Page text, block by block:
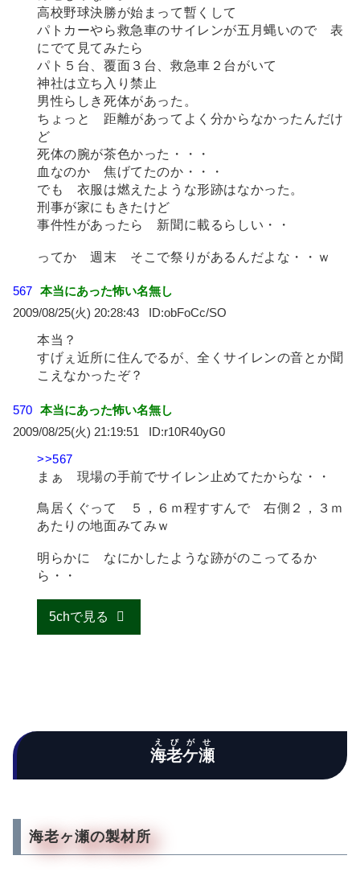
高校野球決勝が始まって暫くして
パトカーやら救急車のサイレンが五月蝿いので 表
にでて見てみたら
パト５台、覆面３台、救急車２台がいて
神社は立ち入り禁止
男性らしき死体があった。
ちょっと 距離があってよく分からなかったんだけ
ど
死体の腕が茶色かった・・・
血なのか 焦げてたのか・・・
でも 衣服は燃えたような形跡はなかった。
刑事が家にもきたけど
事件性があったら 新聞に載るらしい・・
ってか 週末 そこで祭りがあるんだよな・・ｗ
567 本当にあった怖い名無し
2009/08/25(火) 20:28:43
obFoCc/SO
本当？
すげぇ近所に住んでるが、全くサイレンの音とか聞
こえなかったぞ？
570 本当にあった怖い名無し
2009/08/25(火) 21:19:51
r10R40yG0
>>567
まぁ 現場の手前でサイレン止めてたからな・・
鳥居くぐって ５，６ｍ程すすんで 右側２，３ｍ
あたりの地面みてみｗ
明らかに なにかしたような跡がのこってるか
ら・・
5chで見る
海老ケ瀬
えびがせ
海老ヶ瀬の製材所